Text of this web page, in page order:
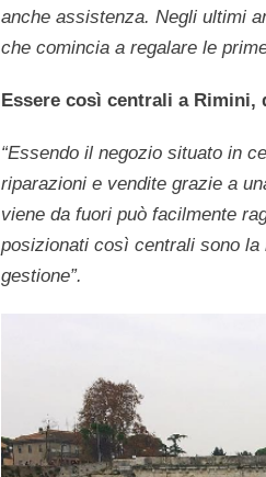
anche assistenza. Negli ultimi
che comincia a regalare le
Essere così centrali a
“Essendo il negozio situato in
riparazioni e vendite grazie a
viene da fuori può facilmente
posizionati così centrali sono
gestione”.